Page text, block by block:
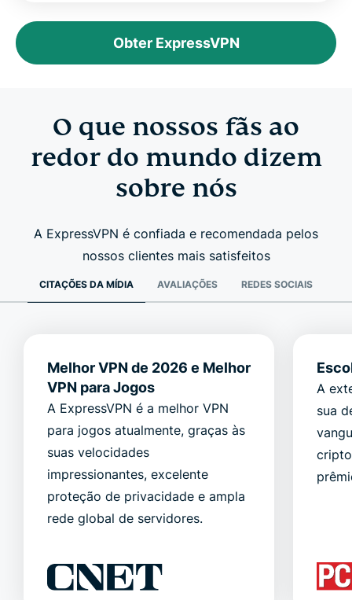
Obter ExpressVPN
O que nossos fãs ao
redor do mundo dizem
sobre nós
A ExpressVPN é confiada e recomendada pelos
nossos clientes mais satisfeitos
CITAÇÕES DA MÍDIA AVALIAÇÕES REDES SOCIAIS
Melhor VPN de 2026 e Melhor
VPN para Jogos
A ExpressVPN é a melhor VPN
para jogos atualmente, graças às
suas velocidades
impressionantes, excelente
proteção de privacidade e ampla
rede global de servidores.
A
sua